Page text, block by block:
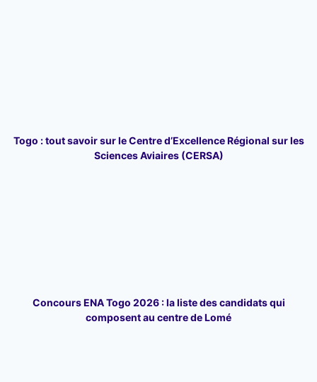
Togo : tout savoir sur le Centre d’Excellence Régional sur les
Sciences Aviaires (CERSA)
Concours ENA Togo 2026 : la liste des candidats qui
composent au centre de Lomé